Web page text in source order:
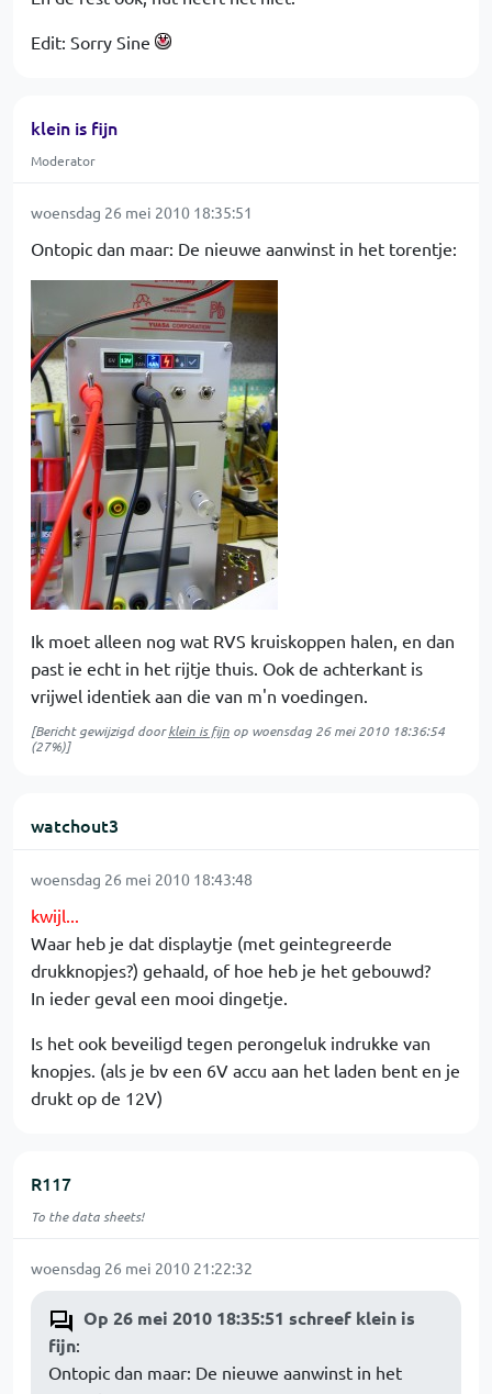
Edit: Sorry Sine
klein is fijn
Moderator
woensdag 26 mei 2010 18:35:51
Ontopic dan maar: De nieuwe aanwinst in het torentje:
Ik moet alleen nog wat RVS kruiskoppen halen, en dan
past ie echt in het rijtje thuis. Ook de achterkant is
vrijwel identiek aan die van m'n voedingen.
[Bericht gewijzigd doorklein is fijn op woensdag 26 mei 2010 18:36:54
(27%)]
watchout3
woensdag 26 mei 2010 18:43:48
kwijl...
Waar heb je dat displaytje (met geintegreerde
drukknopjes?) gehaald, of hoe heb je het gebouwd?
In ieder geval een mooi dingetje.
Is het ook beveiligd tegen perongeluk indrukke van
knopjes. (als je bv een 6V accu aan het laden bent en je
drukt op de 12V)
R117
To the data sheets!
woensdag 26 mei 2010 21:22:32
Op 26 mei 2010 18:35:51 schreef klein is
fijn:
Ontopic dan maar: De nieuwe aanwinst in het